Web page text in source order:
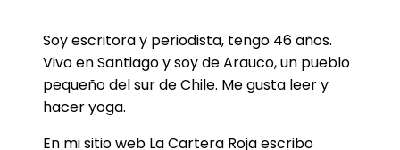
Soy escritora y periodista, tengo 46 años.
Vivo en Santiago y soy de Arauco, un pueblo
pequeño del sur de Chile. Me gusta leer y
hacer yoga.
En mi sitio web La Cartera Roja escribo